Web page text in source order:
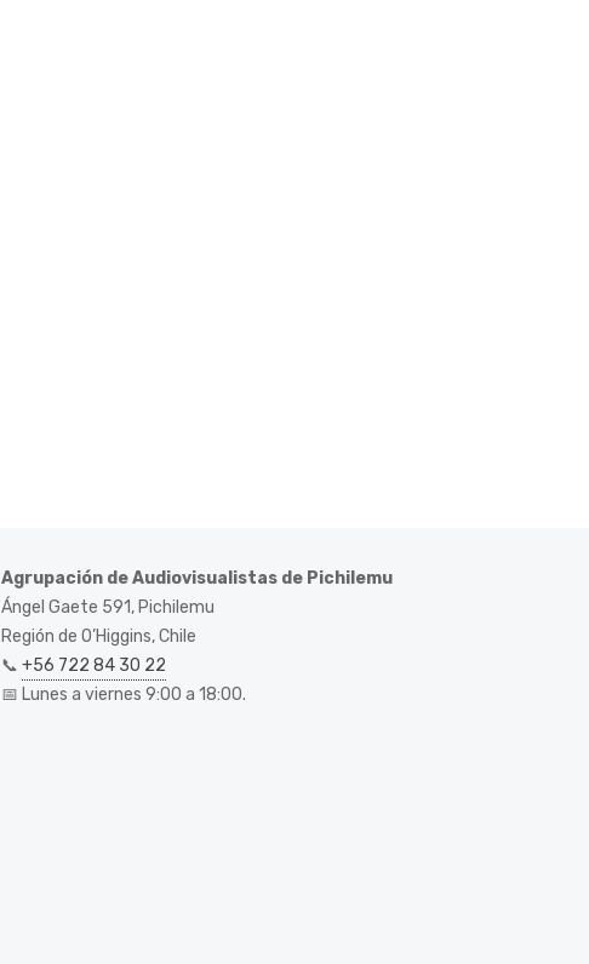
Agrupación de Audiovisualistas de Pichilemu
Ángel Gaete 591, Pichilemu
Región de O’Higgins, Chile
📞 +56 722 84 30 22
📅 Lunes a viernes 9:00 a 18:00.